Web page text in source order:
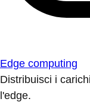
Edge computing
Distribuisci i
l'edge.